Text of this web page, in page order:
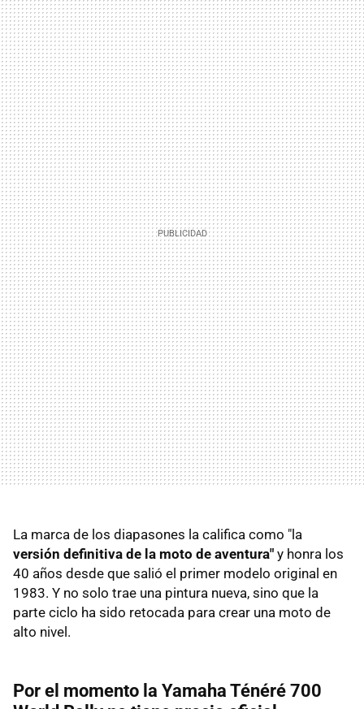
La marca de los diapasones la califica como "la
versión definitiva de la moto de aventura" y honra los
40 años desde que salió el primer modelo original en
1983. Y no solo trae una pintura nueva, sino que la
parte ciclo ha sido retocada para crear una moto de
alto nivel.
Por el momento la Yamaha Ténéré 700